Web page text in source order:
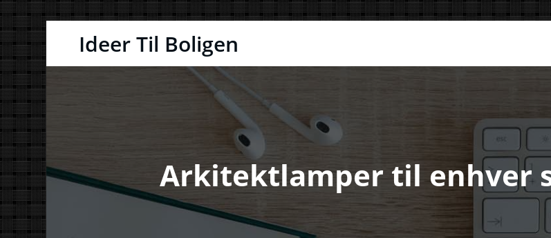
Ideer Til Boligen
Arkitektlamper til enhver